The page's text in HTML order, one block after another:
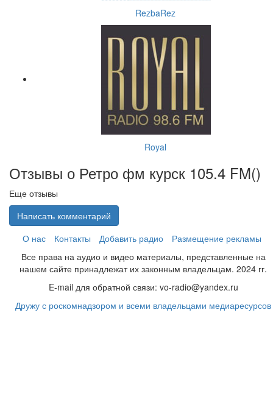
RezbaRez
Royal
Отзывы о Ретро фм курск 105.4 FM()
Еще отзывы
Написать комментарий
О нас
Контакты Добавить радио
Размещение рекламы
Все права на аудио и видео материалы, представленные на
нашем сайте принадлежат их законным владельцам. 2024 гг.
E-mail для обратной связи: vo-radio@yandex.ru
Дружу с роскомнадзором и всеми владельцами медиаресурсов